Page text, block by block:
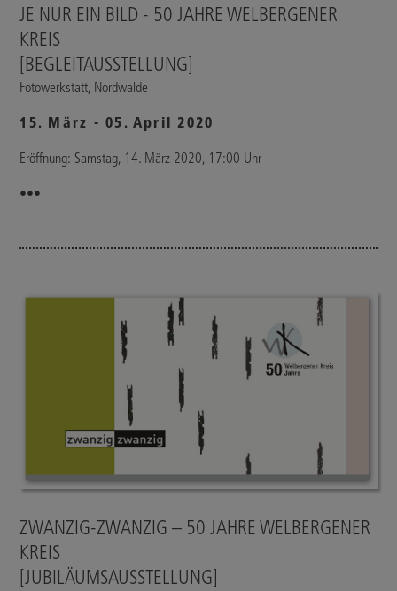
JE NUR EIN BILD - 50 JAHRE WELBERGENER
KREIS
[BEGLEITAUSSTELLUNG]
Fotowerkstatt, Nordwalde
15. März - 05. April 2020
Eröffnung: Samstag, 14. März 2020, 17:00 Uhr
•••
ZWANZIG-ZWANZIG – 50 JAHRE WELBERGENER
KREIS
[JUBILÄUMSAUSSTELLUNG]